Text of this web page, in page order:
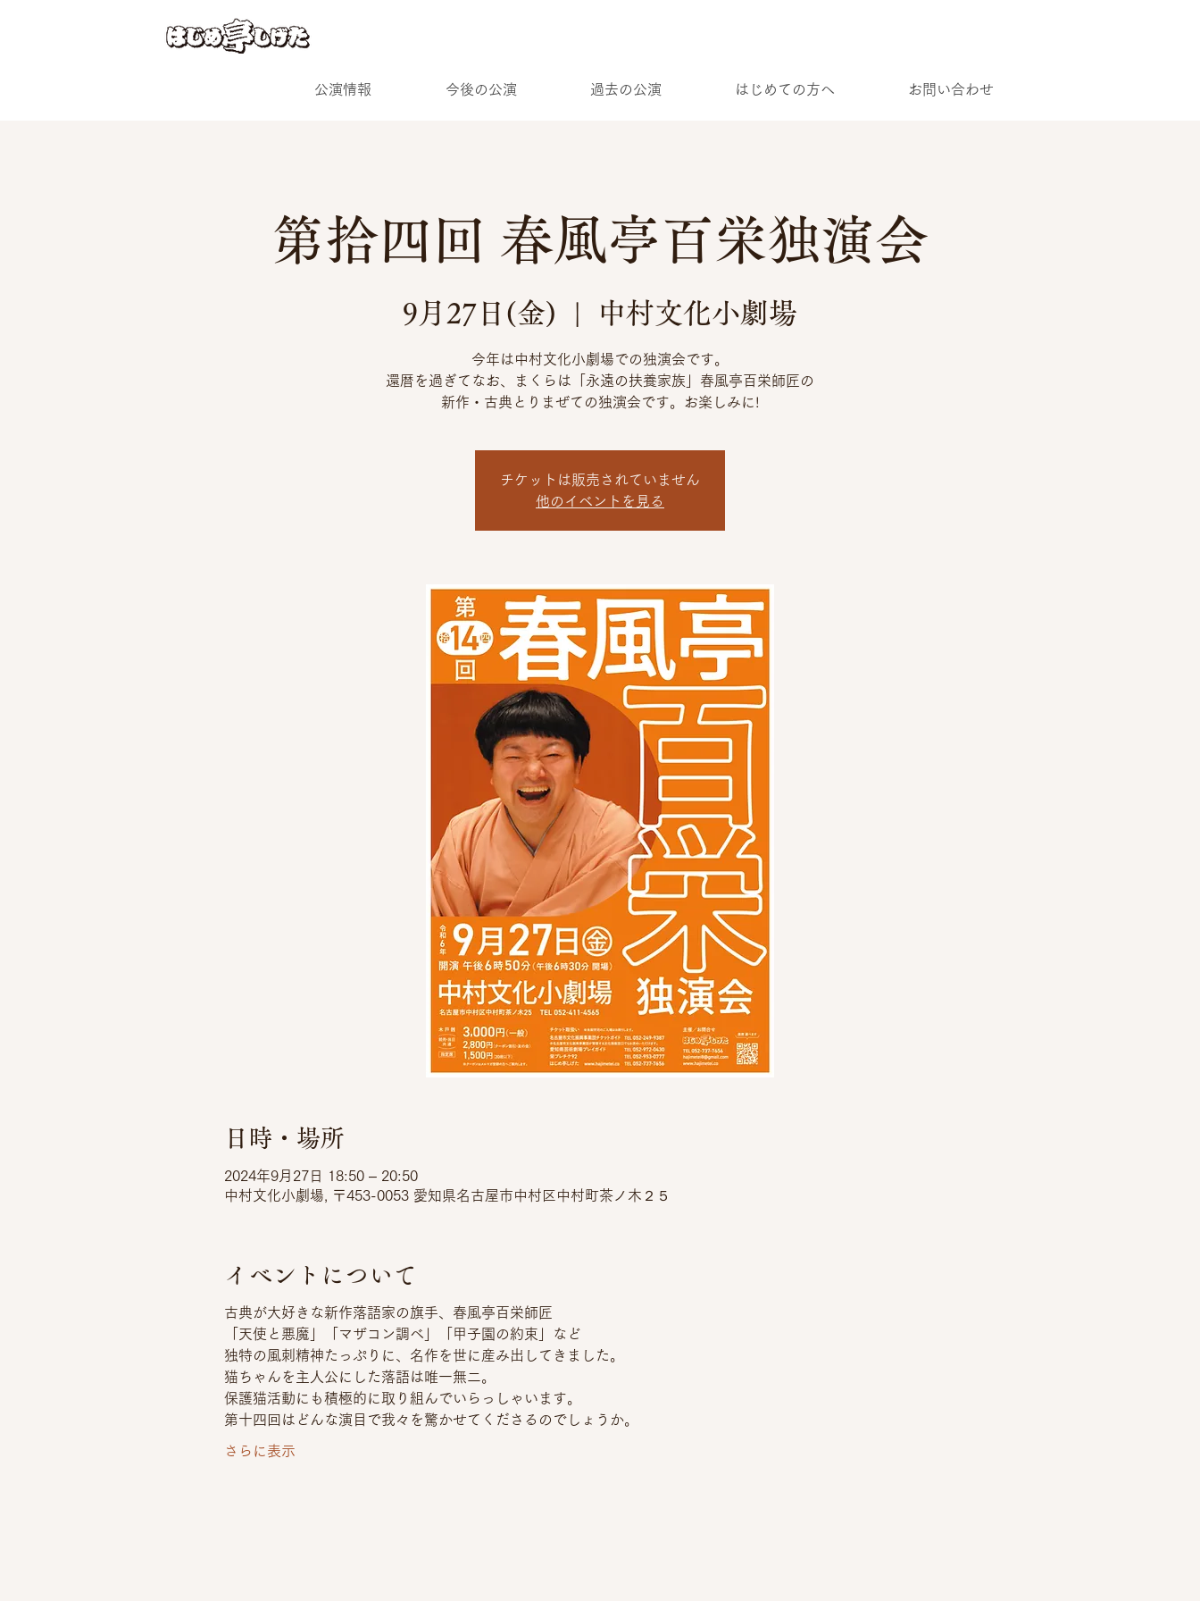
公演情報 今後の公演 過去の公演 はじめての方へ お問い合わせ
第拾四回 春風亭百栄独演会
9月27日(金)
  |
中村文化小劇場
今年は中村文化小劇場での独演会です。
還暦を過ぎてなお、まくらは「永遠の扶養家族」春風亭百栄師匠の
新作・古典とりまぜての独演会です。お楽しみに!
チケットは販売されていません
他のイベントを見る
日時・場所
2024年9月27日 18:50 – 20:50
中村文化小劇場, 〒453-0053 愛知県名古屋市中村区中村町茶ノ木２５
イベントについて
古典が大好きな新作落語家の旗手、春風亭百栄師匠
「天使と悪魔」「マザコン調べ」「甲子園の約束」など
独特の風刺精神たっぷりに、名作を世に産み出してきました。
猫ちゃんを主人公にした落語は唯一無二。
保護猫活動にも積極的に取り組んでいらっしゃいます。
第十四回はどんな演目で我々を驚かせてくださるのでしょうか。
さらに表示